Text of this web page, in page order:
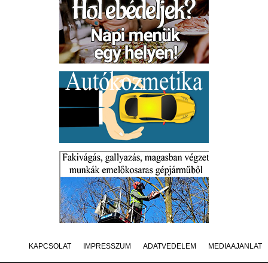
KAPCSOLAT IMPRESSZUM ADATVÉDELEM MÉDIAAJÁNLAT